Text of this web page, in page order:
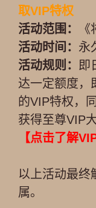
取VIP特权
活动范围：
活动时间： 永
活动规则：
即
达一定额度，
的VIP特权，
获得至尊VIP
【点击了解
以上活动最终
属。